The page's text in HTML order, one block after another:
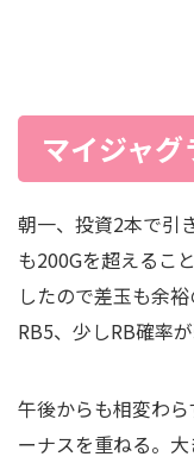
マイジャ
朝一、投資2本で引
も200Gを超えるこ
したので差玉も余
RB5、少しRB確率
午後からも相変わ
ーナスを重ねる。